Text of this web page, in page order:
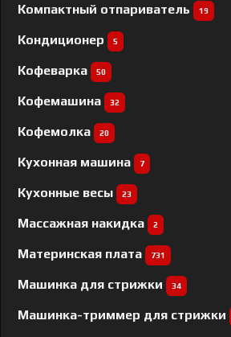
Компактный отпариватель 19
Кондиционер 5
Кофеварка 50
Кофемашина 32
Кофемолка 20
Кухонная машина 7
Кухонные весы 23
Массажная накидка 2
Материнская плата 731
Машинка для стрижки 34
Машинка-триммер для стрижки